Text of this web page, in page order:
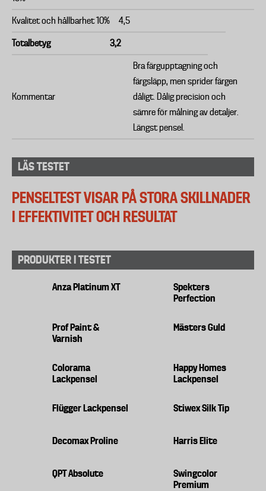
Kvalitet och hållbarhet 10% 4,5
Totalbetyg 3,2
Kommentar
Bra färgupptagning och
färgsläpp, men sprider färgen
dåligt. Dålig precision och
sämre för målning av detaljer.
Längst pensel.
LÄS TESTET
PENSELTEST VISAR PÅ STORA SKILLNADER
I EFFEKTIVITET OCH RESULTAT
PRODUKTER I TESTET
Anza Platinum XT
Spekters
Perfection
Prof Paint &
Varnish
Mästers Guld
Colorama
Lackpensel
Happy Homes
Lackpensel
Flügger Lackpensel Stiwex Silk Tip
Decomax Proline Harris Elite
QPT Absolute
Swingcolor
Premium